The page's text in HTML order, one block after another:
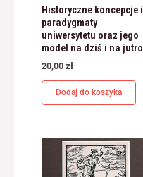
Historyczne koncepcje i
paradygmaty
uniwersytetu oraz jego
model na dziś i na jutro
20,00zł
Dodaj do koszyka